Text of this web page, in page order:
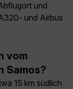
und
und Airbus
vom
Samos?
15 km südlich